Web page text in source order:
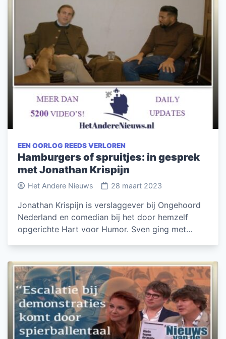
EEN OORLOG REEDS VERLOREN
Hamburgers of spruitjes: in gesprek
met Jonathan Krispijn
Het Andere Nieuws 28 maart 2023
Jonathan Krispijn is verslaggever bij Ongehoord
Nederland en comedian bij het door hemzelf
opgerichte Hart voor Humor. Sven ging met…